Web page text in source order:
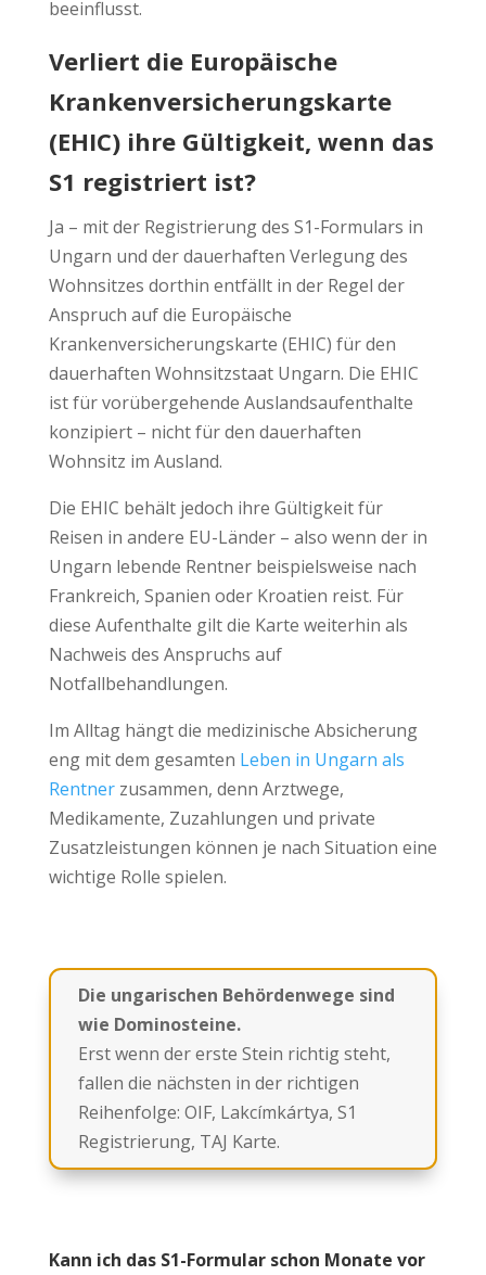
beeinflusst.
Verliert die Europäische
Krankenversicherungskarte
(EHIC) ihre Gültigkeit, wenn das
S1 registriert ist?
Ja – mit der Registrierung des S1-Formulars in
Ungarn und der dauerhaften Verlegung des
Wohnsitzes dorthin entfällt in der Regel der
Anspruch auf die Europäische
Krankenversicherungskarte (EHIC) für den
dauerhaften Wohnsitzstaat Ungarn. Die EHIC
ist für vorübergehende Auslandsaufenthalte
konzipiert – nicht für den dauerhaften
Wohnsitz im Ausland.
Die EHIC behält jedoch ihre Gültigkeit für
Reisen in andere EU-Länder – also wenn der in
Ungarn lebende Rentner beispielsweise nach
Frankreich, Spanien oder Kroatien reist. Für
diese Aufenthalte gilt die Karte weiterhin als
Nachweis des Anspruchs auf
Notfallbehandlungen.
Im Alltag hängt die medizinische Absicherung
eng mit dem gesamten Leben in Ungarn als
Rentnerzusammen, denn Arztwege,
Medikamente, Zuzahlungen und private
Zusatzleistungen können je nach Situation eine
wichtige Rolle spielen.
Die ungarischen Behördenwege sind
wie Dominosteine.
Erst wenn der erste Stein richtig steht,
fallen die nächsten in der richtigen
Reihenfolge: OIF, Lakcímkártya, S1
Registrierung, TAJ Karte.
Kann ich das S1-Formular schon Monate vor